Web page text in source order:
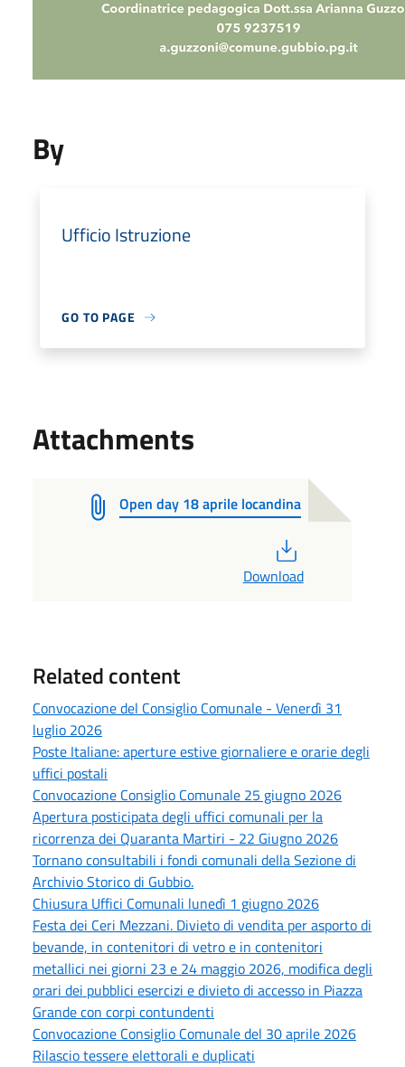
By
Ufficio Istruzione
GO TO PAGE
Attachments
Open day 18 aprile locandina
Download
Related content
Convocazione del Consiglio Comunale - Venerdì 31
luglio 2026
Poste Italiane: aperture estive giornaliere e orarie degli
uffici postali
Convocazione Consiglio Comunale 25 giugno 2026
Apertura posticipata degli uffici comunali per la
ricorrenza dei Quaranta Martiri - 22 Giugno 2026
Tornano consultabili i fondi comunali della Sezione di
Archivio Storico di Gubbio.
Chiusura Uffici Comunali lunedì 1 giugno 2026
Festa dei Ceri Mezzani. Divieto di vendita per asporto di
bevande, in contenitori di vetro e in contenitori
metallici nei giorni 23 e 24 maggio 2026, modifica degli
orari dei pubblici esercizi e divieto di accesso in Piazza
Grande con corpi contundenti
Convocazione Consiglio Comunale del 30 aprile 2026
Rilascio tessere elettorali e duplicati